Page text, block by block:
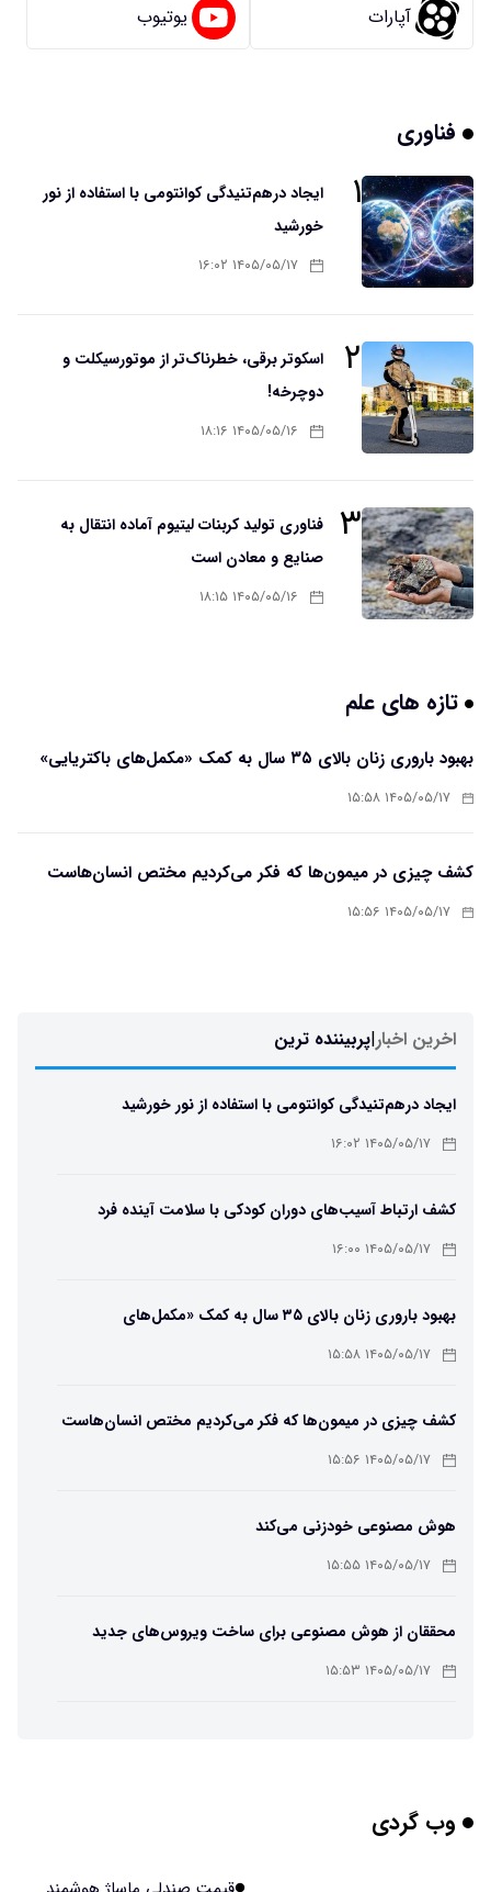
آپارات یوتیوب
فناوری
۱
ایجاد درهم‌تنیدگی کوانتومی با استفاده از نور
خورشید
۱۴۰۵/۰۵/۱۷ ۱۶:۰۲
۲
اسکوتر برقی، خطرناک‌تر از موتورسیکلت و
دوچرخه!
۱۴۰۵/۰۵/۱۶ ۱۸:۱۶
۳
فناوری تولید کربنات لیتیوم آماده انتقال به
صنایع و معادن است
۱۴۰۵/۰۵/۱۶ ۱۸:۱۵
تازه های علم
بهبود باروری زنان بالای ۳۵ سال به کمک «مکمل‌های باکتریایی»
۱۴۰۵/۰۵/۱۷ ۱۵:۵۸
کشف چیزی در میمون‌ها که فکر می‌کردیم مختص انسان‌هاست
۱۴۰۵/۰۵/۱۷ ۱۵:۵۶
اخرین اخبار|پربیننده ترین
ایجاد درهم‌تنیدگی کوانتومی با استفاده از نور خورشید
۱۴۰۵/۰۵/۱۷ ۱۶:۰۲
کشف ارتباط آسیب‌های دوران کودکی با سلامت آینده فرد
۱۴۰۵/۰۵/۱۷ ۱۶:۰۰
بهبود باروری زنان بالای ۳۵ سال به کمک «مکمل‌های
باکتریایی»
۱۴۰۵/۰۵/۱۷ ۱۵:۵۸
کشف چیزی در میمون‌ها که فکر می‌کردیم مختص انسان‌هاست
۱۴۰۵/۰۵/۱۷ ۱۵:۵۶
هوش مصنوعی خودزنی می‌کند
۱۴۰۵/۰۵/۱۷ ۱۵:۵۵
محققان از هوش مصنوعی برای ساخت ویروس‌های جدید
استفاده کردند
۱۴۰۵/۰۵/۱۷ ۱۵:۵۳
مریخ‌نورد ناسا به ماه فرستاده می‌شود
وب گردی